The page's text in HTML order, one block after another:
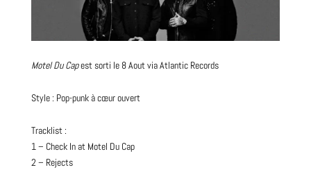
Motel Du Capest sorti le 8 Aout via Atlantic Records
Style : Pop-punk à cœur ouvert
Tracklist :
1 – Check In at Motel Du Cap
2 – Rejects